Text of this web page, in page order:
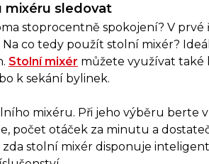
mixéru sledovat
stoprocentně spokojení? V prvé
co tedy použít stolní mixér?
Stolní mixér můžete využívat také
k sekání bylinek.
mixéru. Při jeho výběru berte
počet otáček za minutu a
zda stolní mixér disponuje